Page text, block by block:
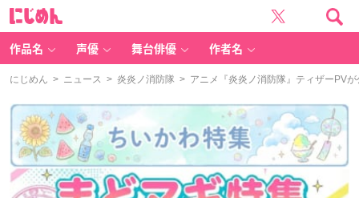
作品名 声優 舞台俳優 作者名
にじめん > ニュース > 炎炎ノ消防隊 > アニメ『炎炎ノ消防隊』ティザーPV